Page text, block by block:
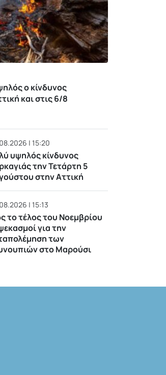
ο κίνδυνος
και στις 6/8
| 15:20
υψηλός κίνδυνος
την Τετάρτη 5
στην Αττική
| 15:13
το τέλος του Νοεμβρίου
για την
των
στο Μαρούσι